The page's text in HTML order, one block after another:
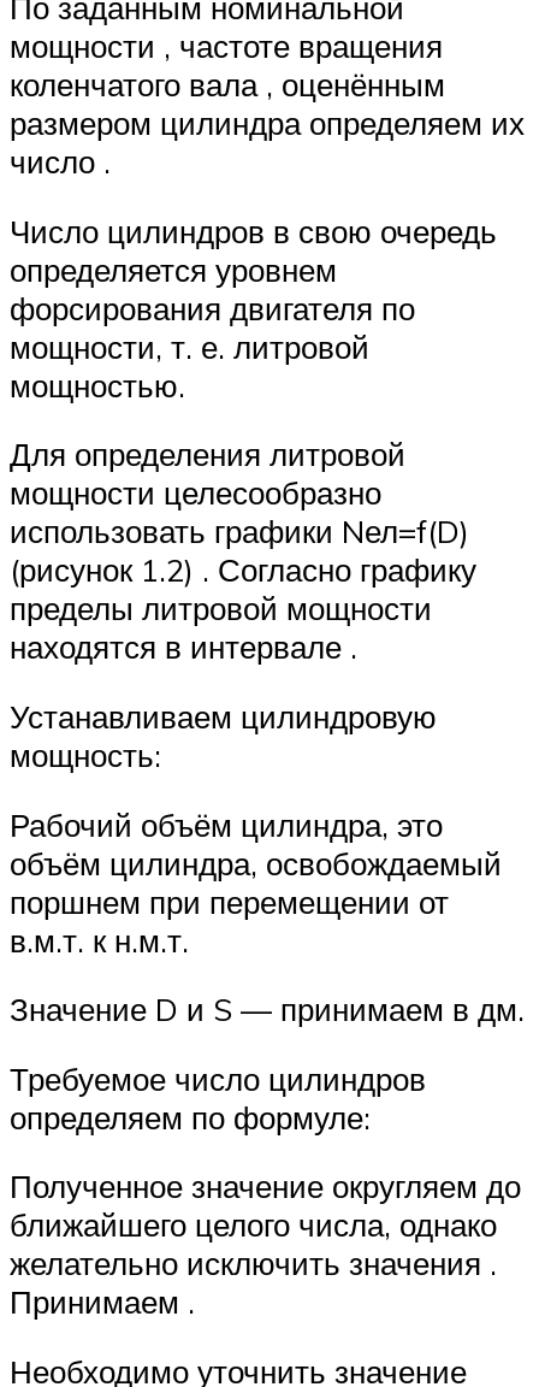
мощности , частоте вращения
коленчатого вала , оценённым
размером цилиндра определяем их
число .
Число цилиндров в свою очередь
определяется уровнем
форсирования двигателя по
мощности, т. е. литровой
мощностью.
Для определения литровой
мощности целесообразно
использовать графики Nел=f(D)
(рисунок 1.2) . Согласно графику
пределы литровой мощности
находятся в интервале .
Устанавливаем цилиндровую
мощность:
Рабочий объём цилиндра, это
объём цилиндра, освобождаемый
поршнем при перемещении от
в.м.т. к н.м.т.
Значение D и S — принимаем в дм.
Требуемое число цилиндров
определяем по формуле:
Полученное значение округляем до
ближайшего целого числа, однако
желательно исключить значения .
Принимаем .
Необходимо уточнить значение